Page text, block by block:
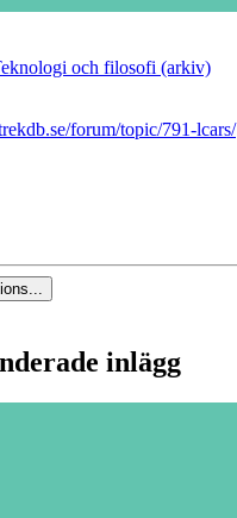
och filosofi (arkiv)
forum/topic/791-lcars/
inlägg